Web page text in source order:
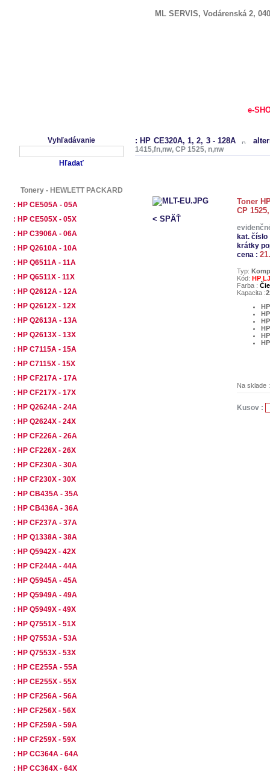
ML SERVIS, Vodárenská 2,
e-
Vyhľadávanie
Tonery - HEWLETT PACKARD
: HP CE505A - 05A
: HP CE505X - 05X
: HP C3906A - 06A
: HP Q2610A - 10A
: HP Q6511A - 11A
: HP Q6511X - 11X
: HP Q2612A - 12A
: HP Q2612X - 12X
: HP Q2613A - 13A
: HP Q2613X - 13X
: HP C7115A - 15A
: HP C7115X - 15X
: HP CF217A - 17A
: HP CF217X - 17X
: HP Q2624A - 24A
: HP Q2624X - 24X
: HP CF226A - 26A
: HP CF226X - 26X
: HP CF230A - 30A
: HP CF230X - 30X
: HP CB435A - 35A
: HP CB436A - 36A
: HP CF237A - 37A
: HP Q1338A - 38A
: HP Q5942X - 42X
: HP CF244A - 44A
: HP Q5945A - 45A
: HP Q5949A - 49A
: HP Q5949X - 49X
: HP Q7551X - 51X
: HP Q7553A - 53A
: HP Q7553X - 53X
: HP CE255A - 55A
: HP CE255X - 55X
: HP CF256A - 56A
: HP CF256X - 56X
: HP CF259A - 59A
: HP CF259X - 59X
: HP CC364A - 64A
: HP CC364X - 64X
: HP CE320A, 1, 2, 3 - 128A
1415,fn,nw, CP 1525, n,nw
< SPÄŤ
Toner
CP
kat. číslo
krátky
cena :
Typ:
Kód: HP
Farba :
Kapacita :
Na sklade
Kusov :